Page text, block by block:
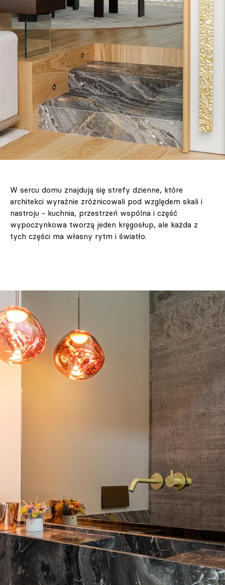
W sercu domu znajdują się strefy dzienne, które
architekci wyraźnie zróżnicowali pod względem skali i
nastroju - kuchnia, przestrzeń wspólna i część
wypoczynkowa tworzą jeden kręgosłup, ale każda z
tych części ma własny rytm i światło.